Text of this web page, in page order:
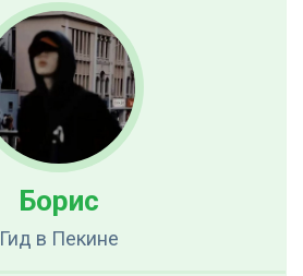
Борис
Гид в Пекине